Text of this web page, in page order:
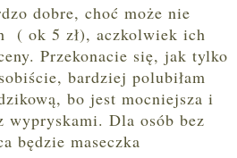
dobre, choć może nie
( ok 5 zł), aczkolwiek ich
Przekonacie się, jak tylko
bardziej polubiłam
bo jest mocniejsza i
wypryskami. Dla osób bez
będzie maseczka